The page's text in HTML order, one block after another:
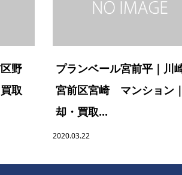
野
取
プランベール宮前平｜川
宮前区宮崎 マンション
却・買取...
2020.03.22